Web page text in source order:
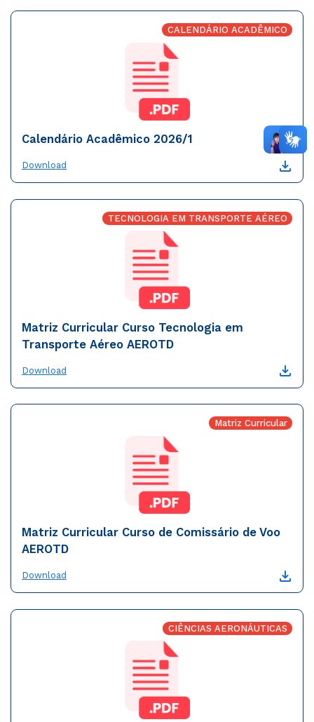
CALENDÁRIO ACADÊMICO
Calendário Acadêmico 2026/1
Download
TECNOLOGIA EM TRANSPORTE AÉREO
Matriz Curricular Curso Tecnologia em
Transporte Aéreo AEROTD
Download
Matriz Curricular
Matriz Curricular Curso de Comissário de Voo
AEROTD
Download
CIÊNCIAS AERONÁUTICAS